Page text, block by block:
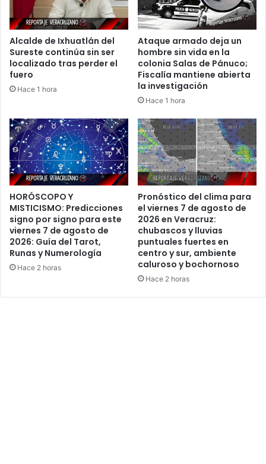
Alcalde de Ixhuatlán del
Sureste continúa sin ser
localizado tras perder el
fuero
Hace 1 hora
Ataque armado deja un
hombre sin vida en la
colonia Salas de Pánuco;
Fiscalía mantiene abierta
la investigación
Hace 1 hora
HORÓSCOPO Y
MISTICISMO: Predicciones
signo por signo para este
viernes 7 de agosto de
2026: Guía del Tarot,
Runas y Numerología
Hace 2 horas
Pronóstico del clima para
el viernes 7 de agosto de
2026 en Veracruz:
chubascos y lluvias
puntuales fuertes en
centro y sur, ambiente
caluroso y bochornoso
Hace 2 horas